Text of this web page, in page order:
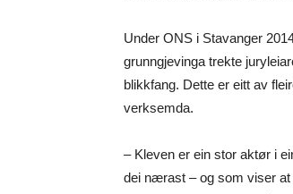
Under ONS i Stavanger
grunngjevinga trekte
blikkfang. Dette er eitt av
verksemda.
– Kleven er ein stor aktør i
dei nærast – og som viser